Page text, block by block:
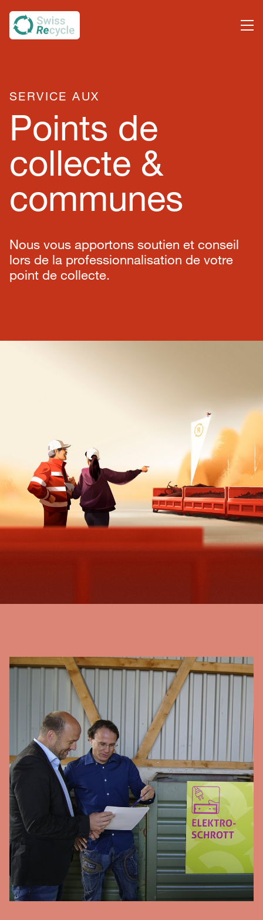
SERVICE AUX
Points de
collecte &
communes
Nous vous apportons soutien et conseil
lors de la professionnalisation de votre
point de collecte.